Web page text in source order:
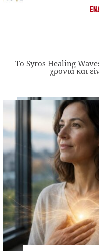
Το Syros Healing
χρονιά και